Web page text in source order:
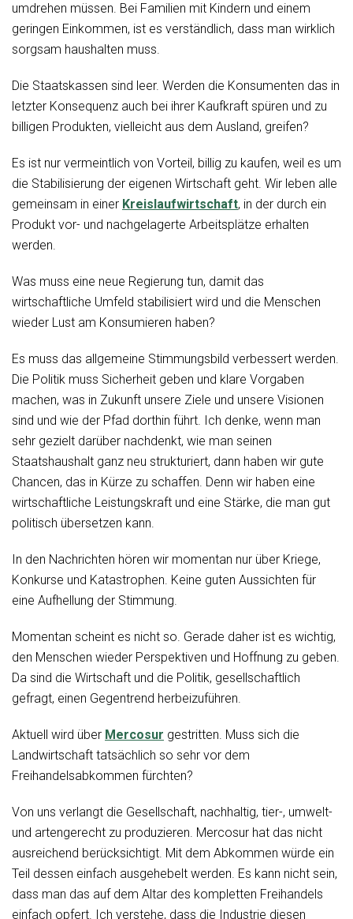
umdrehen müssen. Bei Familien mit Kindern und einem
geringen Einkommen, ist es verständlich, dass man wirklich
sorgsam haushalten muss.
Die Staatskassen sind leer. Werden die Konsumenten das in
letzter Konsequenz auch bei ihrer Kaufkraft spüren und zu
billigen Produkten, vielleicht aus dem Ausland, greifen?
Es ist nur vermeintlich von Vorteil, billig zu kaufen, weil es um
die Stabilisierung der eigenen Wirtschaft geht. Wir leben alle
gemeinsam in einer Kreislaufwirtschaft, in der durch ein
Produkt vor- und nachgelagerte Arbeitsplätze erhalten
werden.
Was muss eine neue Regierung tun, damit das
wirtschaftliche Umfeld stabilisiert wird und die Menschen
wieder Lust am Konsumieren haben?
Es muss das allgemeine Stimmungsbild verbessert werden.
Die Politik muss Sicherheit geben und klare Vorgaben
machen, was in Zukunft unsere Ziele und unsere Visionen
sind und wie der Pfad dorthin führt. Ich denke, wenn man
sehr gezielt darüber nachdenkt, wie man seinen
Staatshaushalt ganz neu strukturiert, dann haben wir gute
Chancen, das in Kürze zu schaffen. Denn wir haben eine
wirtschaftliche Leistungskraft und eine Stärke, die man gut
politisch übersetzen kann.
In den Nachrichten hören wir momentan nur über Kriege,
Konkurse und Katastrophen. Keine guten Aussichten für
eine Aufhellung der Stimmung.
Momentan scheint es nicht so. Gerade daher ist es wichtig,
den Menschen wieder Perspektiven und Hoffnung zu geben.
Da sind die Wirtschaft und die Politik, gesellschaftlich
gefragt, einen Gegentrend herbeizuführen.
Aktuell wird über Mercosur gestritten. Muss sich die
Landwirtschaft tatsächlich so sehr vor dem
Freihandelsabkommen fürchten?
Von uns verlangt die Gesellschaft, nachhaltig, tier-, umwelt-
und artengerecht zu produzieren. Mercosur hat das nicht
ausreichend berücksichtigt. Mit dem Abkommen würde ein
Teil dessen einfach ausgehebelt werden. Es kann nicht sein,
dass man das auf dem Altar des kompletten Freihandels
einfach opfert. Ich verstehe, dass die Industrie diesen